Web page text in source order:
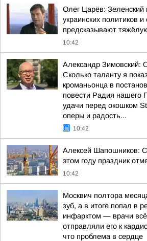
Олег Царёв: Зеленский
украинских политиков
предсказывают
10:42
Александр Зимовский:
Сколько таланту я
кроманьонца в
повести Радия нашего
удачи перед окошком
оперы и радость...
10:42
Алексей Шапошников:
этом году праздник
10:42
Москвич полтора
зуб, а в итоге попал в
инфарктом — врачи
отправляли его к
что проблема в сердце